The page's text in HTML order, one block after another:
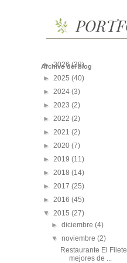
Archivo del blog
►2026(38)
► 2025 (40)
► 2024 (3)
► 2023 (2)
► 2022 (2)
► 2021 (2)
► 2020 (7)
► 2019 (11)
► 2018 (14)
► 2017 (25)
► 2016 (45)
▼ 2015 (27)
►diciembre(4)
▼noviembre(2)
Restaurante El
mejores de ...